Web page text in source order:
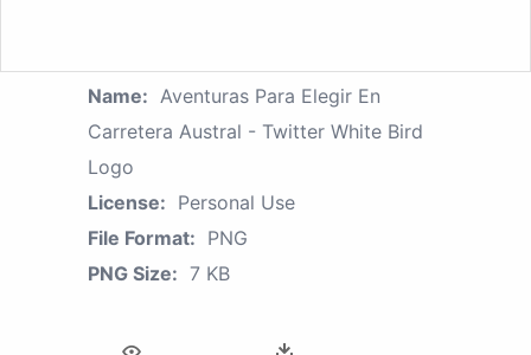
Name: Aventuras Para Elegir En
Carretera Austral - Twitter White Bird
Logo
License: Personal Use
File Format: PNG
PNG Size: 7 KB